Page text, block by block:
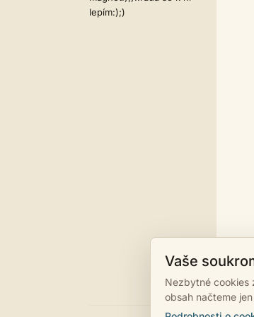
lepím:);)
Vaše
Nezbytné cookies
obsah načteme